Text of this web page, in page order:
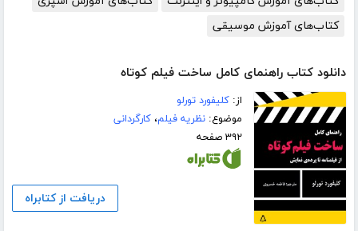
کتاب‌های آموزش موسیقی
دانلود کتاب راهنمای کامل ساخت فیلم کوتاه
از:کلیفورد تورلو
موضوع:نظریه فیلم،کارگردانی
۳۹۲ صفحه
دریافت از کتابراه